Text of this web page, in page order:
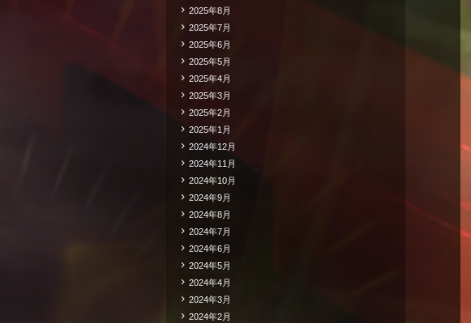
2025年8月
2025年7月
2025年6月
2025年5月
2025年4月
2025年3月
2025年2月
2025年1月
2024年12月
2024年11月
2024年10月
2024年9月
2024年8月
2024年7月
2024年6月
2024年5月
2024年4月
2024年3月
2024年2月